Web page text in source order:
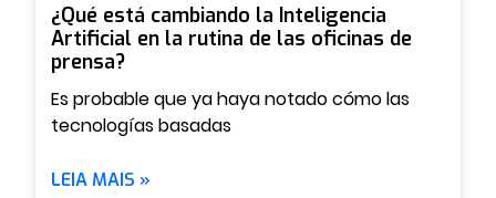
¿Qué está cambiando la Inteligencia
Artificial en la rutina de las oficinas de
prensa?
Es probable que ya haya notado cómo las
tecnologías basadas
LEIA MAIS »